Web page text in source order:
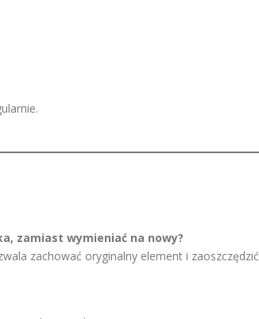
zamiast wymieniać na nowy?
zachować oryginalny element i zaoszczędzić